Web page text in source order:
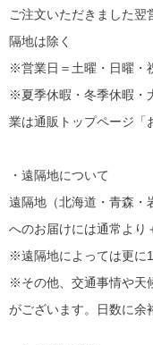
ご注文いただきました
隔地は除く
※営業日＝土曜・日曜・
※夏季休暇・冬季休暇・
業は通販トップページ「
・遠隔地について
遠隔地（北海道・青森・
へのお届けには通常より
※遠隔地によっては更に
※その他、交通事情や天
がございます。日数に余